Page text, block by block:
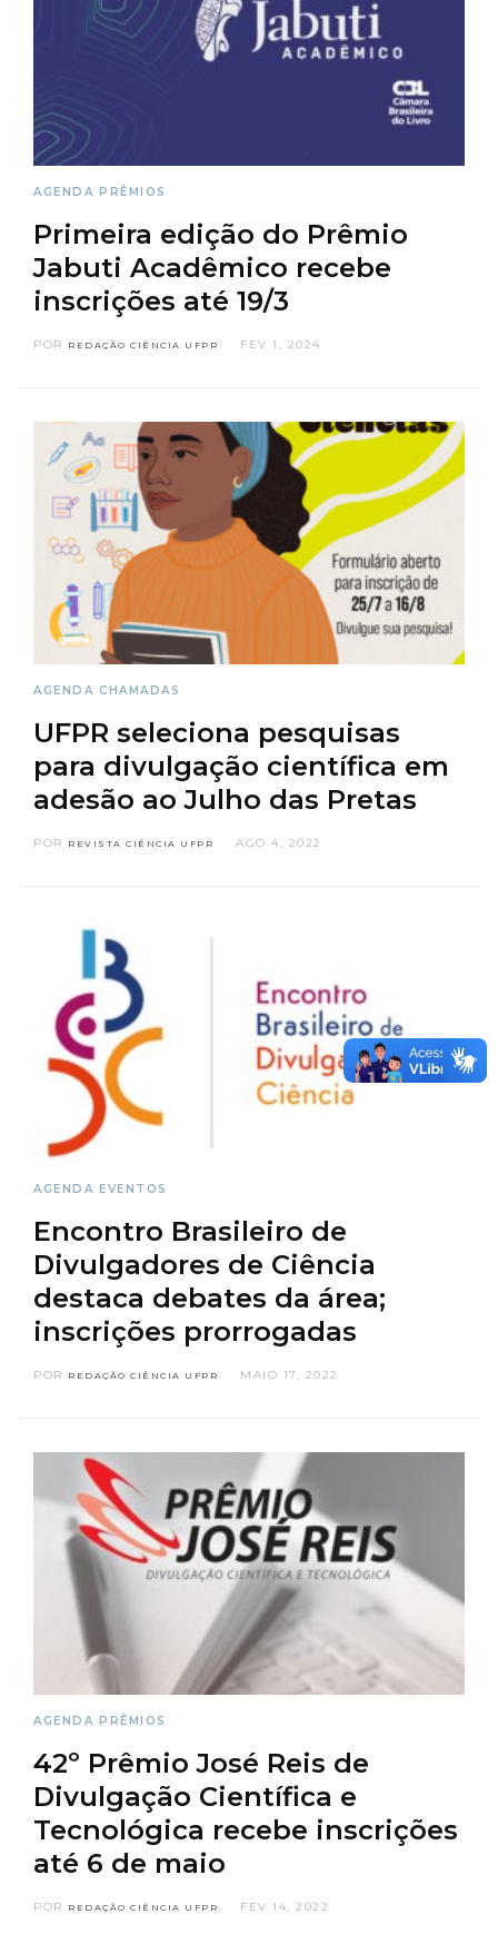
AGENDA PRÊMIOS
Primeira edição do Prêmio
Jabuti Acadêmico recebe
inscrições até 19/3
POR REDAÇÃO CIÊNCIA UFPR FEV 1, 2024
AGENDA CHAMADAS
UFPR seleciona pesquisas
para divulgação científica em
adesão ao Julho das Pretas
POR REVISTA CIÊNCIA UFPR AGO 4, 2022
AGENDA EVENTOS
Encontro Brasileiro de
Divulgadores de Ciência
destaca debates da área;
inscrições prorrogadas
POR REDAÇÃO CIÊNCIA UFPR MAIO 17, 2022
AGENDA PRÊMIOS
42º Prêmio José Reis de
Divulgação Científica e
Tecnológica recebe inscrições
até 6 de maio
POR REDAÇÃO CIÊNCIA UFPR FEV 14, 2022